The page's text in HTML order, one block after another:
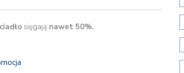
sięgają nawet 50%.